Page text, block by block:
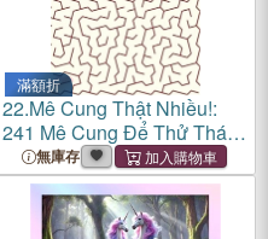
滿額折
22.Mê Cung Thật Nhiều!:
241 Mê Cung Để Thử Thách
Trí Não, Từ Dễ Đến Cực
Khó
無庫存